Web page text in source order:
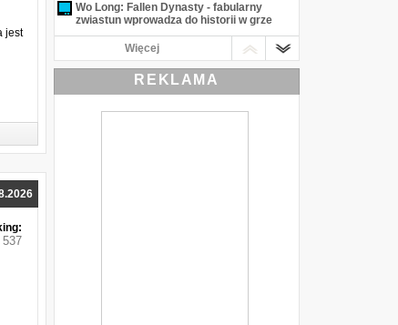
jest
537
Wo Long: Fallen Dynasty - fabularny
zwiastun wprowadza do historii w grze
Hogwarts Legacy - obsada ujawniona!
Simon Pegg i aktor z filmów o Harrym
Potterze udzielą głosów w grze
Dragon Age: Straszliwy Wilk - twórcy
opublikowali animację 2D z gry. To prezent
Więcej
REKLAMA